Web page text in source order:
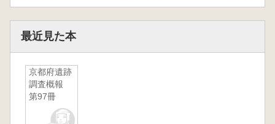
最近見た本
京都府遺跡
調査概報
第97冊